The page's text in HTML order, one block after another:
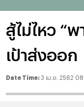
สู้ไม่ไหว “
เป้าส่งออก
Date Time: 3 เม.ย. 2562